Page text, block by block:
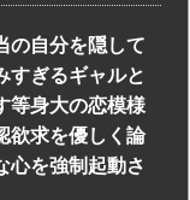
の自分を隠して
すぎるギャルと
等身大の恋模様
欲求を優しく論
心を強制起動さ